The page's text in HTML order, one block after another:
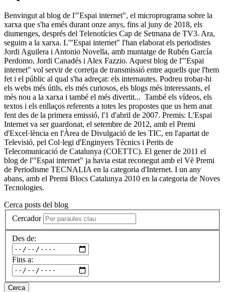
Benvingut al blog de l'"Espai internet", el microprograma sobre la
xarxa que s'ha emés durant onze anys, fins al juny de 2018, els
diumenges, després del Telenotícies Cap de Setmana de TV3. Ara,
seguim a la xarxa. L'"Espai internet" l'han elaborat els periodistes
Jordi Aguilera i Antonio Novella, amb muntatge de Rubén García
Perdomo, Jordi Canadés i Alex Fazzio. Aquest blog de l'"Espai
internet" vol servir de corretja de transmissió entre aquells que l'hem
fet i el públic al qual s'ha adreçat: els internautes. Podreu trobar-hi
els webs més útils, els més curiosos, els blogs més interessants, el
més nou a la xarxa i també el més divertit... També els vídeos, els
textos i els enllaços referents a totes les propostes que us hem anat
fent des de la primera emissió, l'1 d'abril de 2007. Premis: L'Espai
Internet va ser guardonat, el setembre de 2012, amb el Premi
d'Excel·lència en l'Àrea de Divulgació de les TIC, en l'apartat de
Televisió, pel Col·legi d'Enginyers Tècnics i Perits de
Telecomunicació de Catalunya (COETTC). El gener de 2011 el
blog de l'"Espai internet" ja havia estat reconegut amb el Vè Premi
de Periodisme TECNALIA en la categoria d'Internet. I un any
abans, amb el Premi Blocs Catalunya 2010 en la categoria de Noves
Tecnologies.
Cerca posts del blog
Cercador
Des de:
Fins a:
Cerca